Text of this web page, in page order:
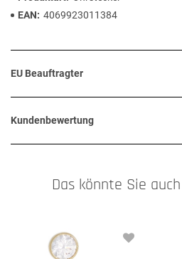
EAN
4069923011384
EU Beauftragter
Kundenbewertung
Das könnte Sie